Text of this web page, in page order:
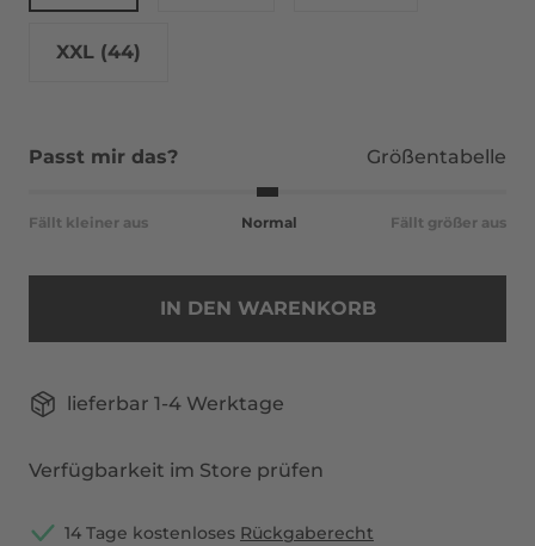
XXL (44)
Passt mir das? Größentabelle
Fällt kleiner aus Normal Fällt größer aus
IN DEN WARENKORB
lieferbar 1-4 Werktage
Verfügbarkeit im Store prüfen
14 Tage kostenloses Rückgaberecht